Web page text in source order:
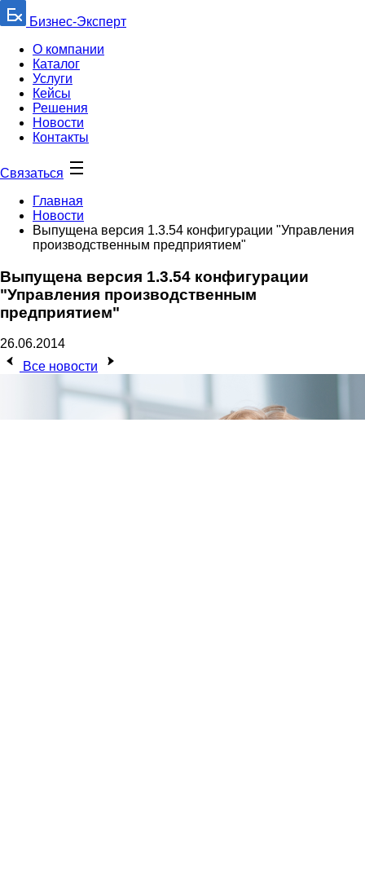
Бизнес-Эксперт
О компании
Каталог
Услуги
Кейсы
Решения
Новости
Контакты
Связаться
Главная
Новости
Выпущена версия 1.3.54 конфигурации "Управления
производственным предприятием"
Выпущена версия 1.3.54 конфигурации
"Управления производственным
предприятием"
26.06.2014
Все новости